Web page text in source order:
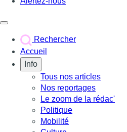
Rechercher
Accueil
Info
Tous nos articles
Nos reportages
Le zoom de la rédac'
Politique
Mobilité